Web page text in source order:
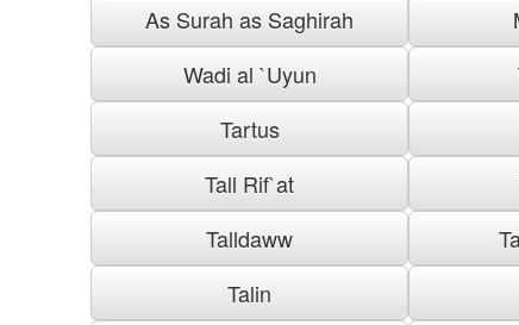
As Surah as Saghirah
Wadi al `Uyun
Tartus
Tall Rif`at
Talldaww
Talin